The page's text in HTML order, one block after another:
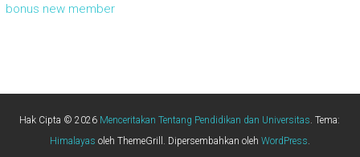
bonus new member
Hak Cipta © 2026 Menceritakan Tentang Pendidikan dan Universitas. Tema:
Himalayas oleh ThemeGrill. Dipersembahkan oleh WordPress.